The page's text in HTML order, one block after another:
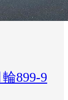
899-9